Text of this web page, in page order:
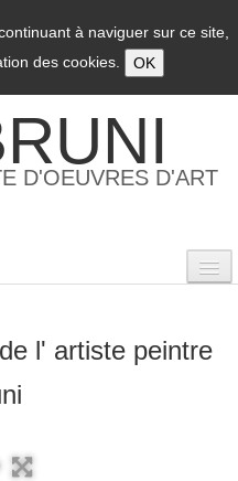
à naviguer sur ce site,
des cookies.
OK
D'OEUVRES D'ART
l' artiste peintre